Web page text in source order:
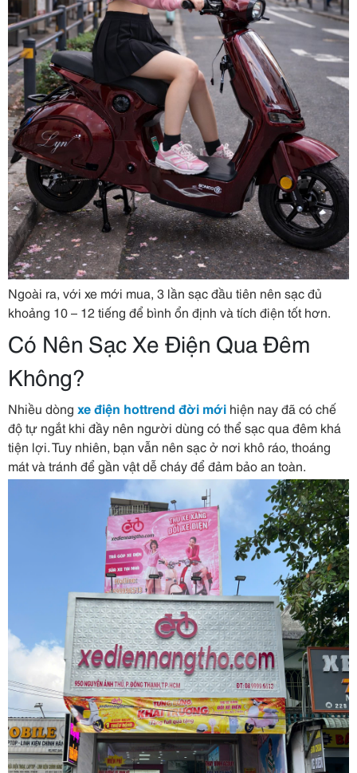
Ngoài ra, với xe mới mua, 3 lần sạc đầu tiên nên sạc đủ
khoảng 10 – 12 tiếng để bình ổn định và tích điện tốt hơn.
Có Nên Sạc Xe Điện Qua Đêm
Không?
Nhiều dòng xe điện hottrend đời mới hiện nay đã có chế
độ tự ngắt khi đầy nên người dùng có thể sạc qua đêm khá
tiện lợi. Tuy nhiên, bạn vẫn nên sạc ở nơi khô ráo, thoáng
mát và tránh để gần vật dễ cháy để đảm bảo an toàn.